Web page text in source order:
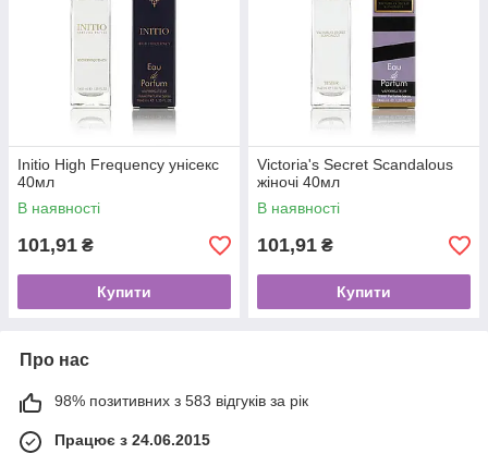
Initio High Frequency унісекс
40мл
В наявності
101,91 ₴
Купити
Victoria's Secret Scandalous
жіночі 40мл
В наявності
101,91 ₴
Купити
Про нас
98% позитивних з 583 відгуків за рік
Працює з 24.06.2015